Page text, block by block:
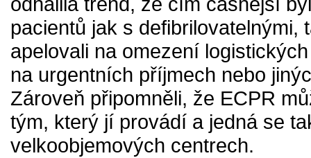
pacientů jak s defibrilovatelnými,
apelovali na omezení
na urgentních příjmech nebo
Zároveň připomněli, že ECPR
tým, který jí provádí a jedná se
velkoobjemových centrech.